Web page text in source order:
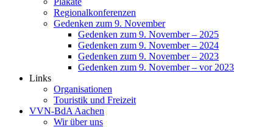
Regionalkonferenzen
Gedenken zum 9. November
Gedenken zum 9. November – 2025
Gedenken zum 9. November – 2024
Gedenken zum 9. November – 2023
Gedenken zum 9. November – vor 2023
Links
Organisationen
Touristik und Freizeit
VVN-BdA Aachen
Wir über uns